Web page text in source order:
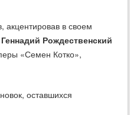
акцентировав в своем
Геннадий Рождественский
«Семен Котко»,
оставшихся